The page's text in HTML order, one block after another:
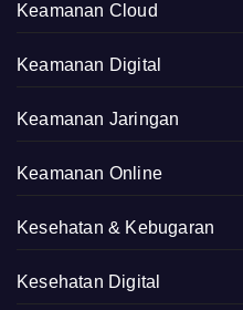
Keamanan Cloud
Keamanan Digital
Keamanan Jaringan
Keamanan Online
Kesehatan & Kebugaran
Kesehatan Digital